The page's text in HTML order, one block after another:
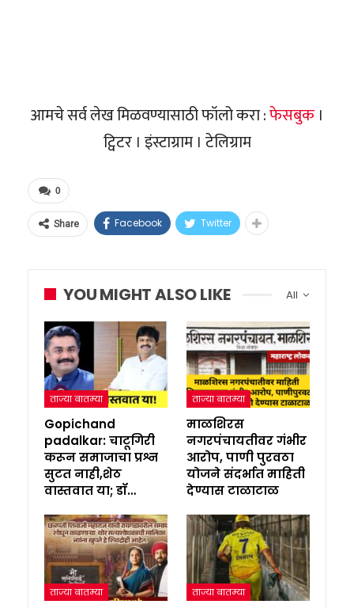
आमचे सर्व लेख मिळवण्यासाठी फॉलो करा :फेसबुक ।
ट्विटर । इंस्टाग्राम । टेलिग्राम
0
Share Facebook Twitter
All
YOU MIGHT ALSO LIKE
ताज्या बातम्या
Gopichand
padalkar: चाटूगिरी
करून समाजाचा प्रश्न
सुटत नाही,शेठ
वास्तवात या; डॉ…
ताज्या बातम्या
माळशिरस
नगरपंचायतीवर गंभीर
आरोप, पाणी पुरवठा
योजने संदर्भात माहिती
देण्यास टाळाटाळ
ताज्या बातम्या ताज्या बातम्या